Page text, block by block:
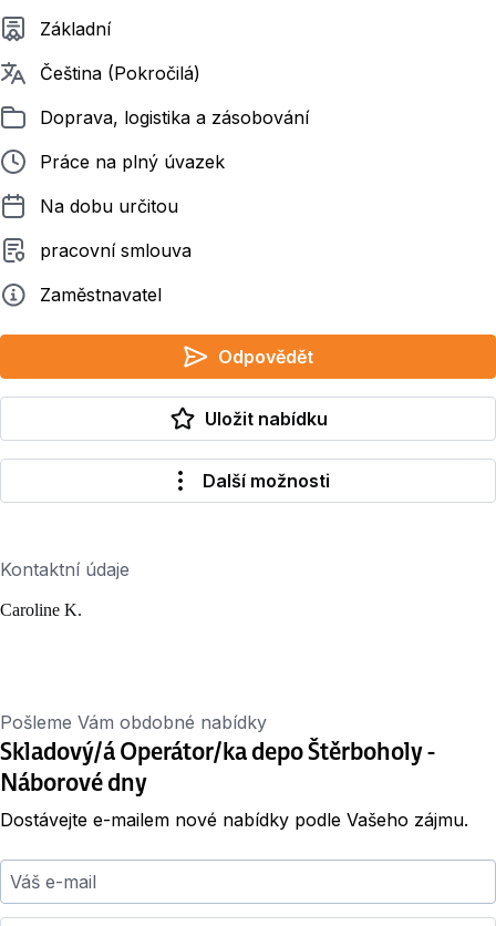
Požadované vzdělání
Základní
Požadované jazyky
Čeština (Pokročilá)
ZařazenoDoprava, logistika a zásobování
Typ pracovního poměru
Práce na plný úvazek
Délka pracovního poměru
Na dobu určitou
Typ smluvního vztahu
pracovní smlouva
ZadavatelZaměstnavatel
Odpovědět
Uložit nabídku
Další možnosti
Kontaktní údaje
Caroline K.
Pošleme Vám obdobné nabídky
Skladový/á Operátor/ka depo Štěrboholy -
Náborové dny
Dostávejte e-mailem nové nabídky podle Vašeho zájmu.
Váš e-mail